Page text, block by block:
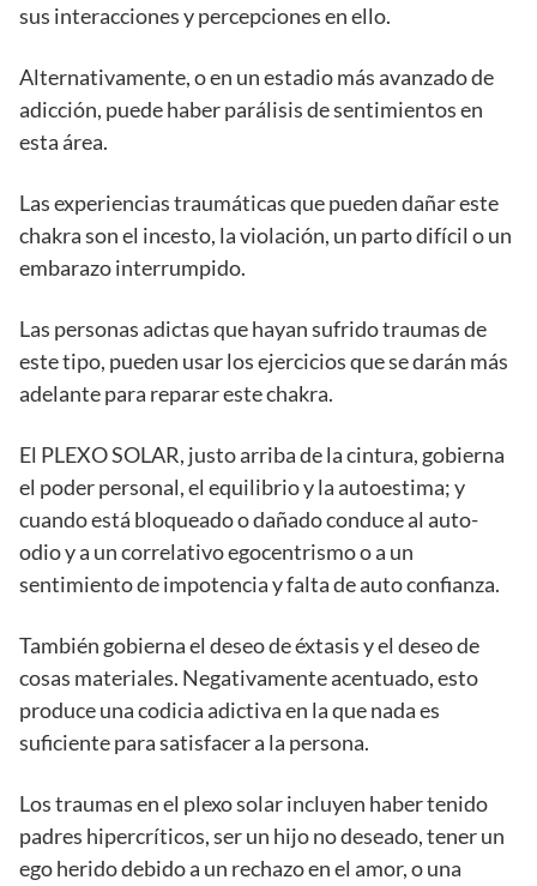
sus interacciones y percepciones en ello.
Alternativamente, o en un estadio más avanzado de
adicción, puede haber parálisis de sentimientos en
esta área.
Las experiencias traumáticas que pueden dañar este
chakra son el incesto, la violación, un parto difícil o un
embarazo interrumpido.
Las personas adictas que hayan sufrido traumas de
este tipo, pueden usar los ejercicios que se darán más
adelante para reparar este chakra.
El PLEXO SOLAR, justo arriba de la cintura, gobierna
el poder personal, el equilibrio y la autoestima; y
cuando está bloqueado o dañado conduce al auto-
odio y a un correlativo egocentrismo o a un
sentimiento de impotencia y falta de auto confianza.
También gobierna el deseo de éxtasis y el deseo de
cosas materiales. Negativamente acentuado, esto
produce una codicia adictiva en la que nada es
suficiente para satisfacer a la persona.
Los traumas en el plexo solar incluyen haber tenido
padres hipercríticos, ser un hijo no deseado, tener un
ego herido debido a un rechazo en el amor, o una